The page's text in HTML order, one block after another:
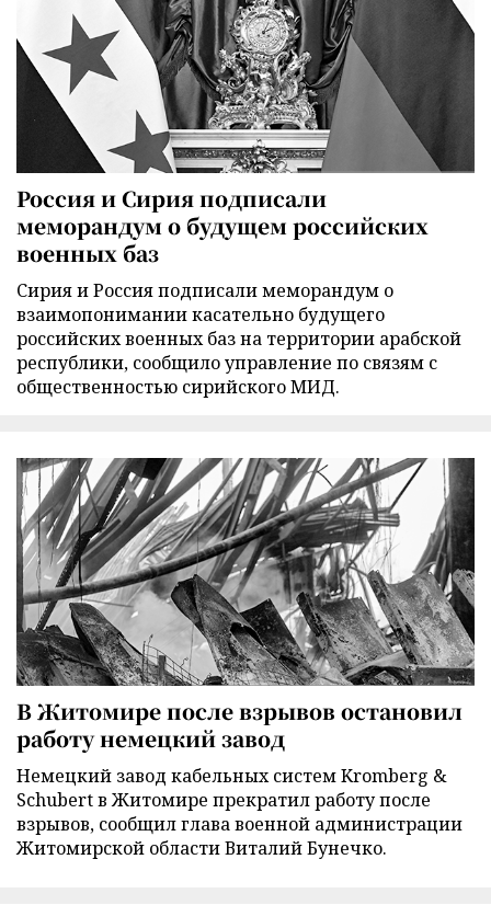
Россия и Сирия подписали
меморандум о будущем российских
военных баз
Сирия и Россия подписали меморандум о
взаимопонимании касательно будущего
российских военных баз на территории арабской
республики, сообщило управление по связям с
общественностью сирийского МИД.
В Житомире после взрывов остановил
работу немецкий завод
Немецкий завод кабельных систем Kromberg &
Schubert в Житомире прекратил работу после
взрывов, сообщил глава военной администрации
Житомирской области Виталий Бунечко.